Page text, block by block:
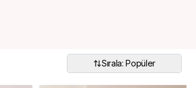
Sırala: Popüler